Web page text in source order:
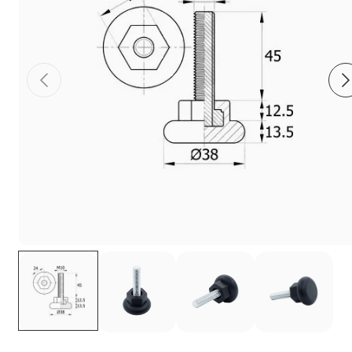
Фиксаторы - барашки
Заглушки для труб с резьбой
Пластиковые спинки и сиденья для
парт